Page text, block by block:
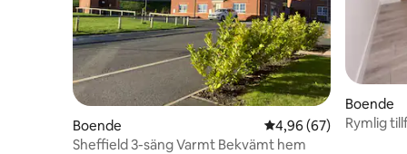
Boende 4,96 av 5 i
4,96 (67)
Sheffield 3-säng Varmt Bekvämt hem
Boende
Rymlig